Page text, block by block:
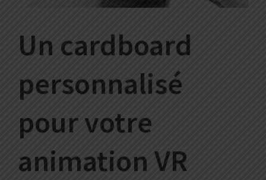
Un cardboard
personnalisé
pour votre
animation VR